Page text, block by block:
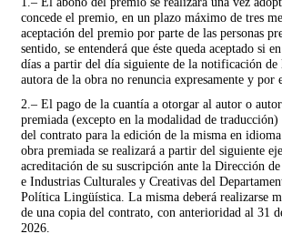
concede el premio, en un plazo máximo de tres
aceptación del premio por parte de las personas
sentido, se entenderá que éste queda aceptado si
días a partir del día siguiente de la notificación de
autora de la obra no renuncia expresamente y por
2.– El pago de la cuantía a otorgar al autor o
premiada (excepto en la modalidad de
del contrato para la edición de la misma en
obra premiada se realizará a partir del siguiente
acreditación de su suscripción ante la Dirección
e Industrias Culturales y Creativas del
Política Lingüística. La misma deberá realizarse
de una copia del contrato, con anterioridad al 31
2026.